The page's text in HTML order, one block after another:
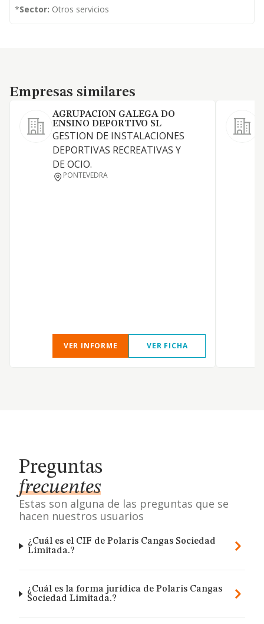
*Sector: Otros servicios
Empresas similares
Empresas similares
AGRUPACION GALEGA DO
ENSINO DEPORTIVO SL
GESTION DE INSTALACIONES
DEPORTIVAS RECREATIVAS Y
DE OCIO.
PONTEVEDRA
VER INFORME VER FICHA
Preguntas
frecuentes
Estas son alguna de las preguntas que se
hacen nuestros usuarios
¿Cuál es el CIF de Polaris Cangas Sociedad
Limitada.?
¿Cuál es la forma jurídica de Polaris Cangas
Sociedad Limitada.?